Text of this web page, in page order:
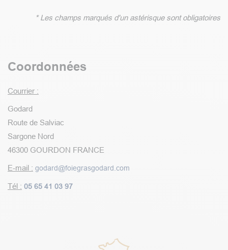
Coordonnées
Courrier :
Godard
Route de Salviac
Sargone Nord
46300 GOURDON FRANCE
E-mail : godard@foiegrasgodard.com
Tél : 05 65 41 03 97
* Les champs marqués d'un astérisque sont obligatoires